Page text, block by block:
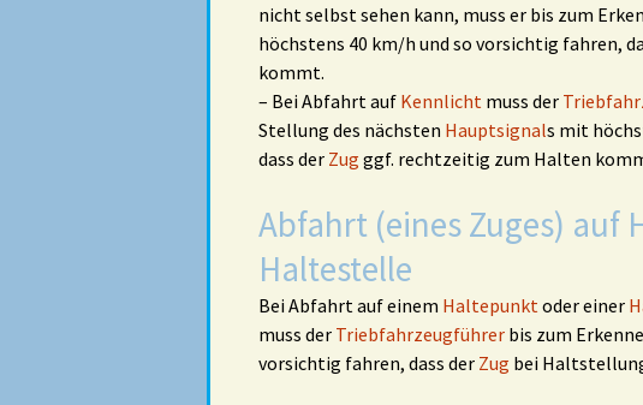
nicht selbst sehen kann, muss er bis zum
höchstens 40 km/h und so vorsichtig fahren,
kommt.
– Bei Abfahrt auf Kennlicht muss der
Stellung des nächsten Hauptsignals mit
dass der Zug ggf. rechtzeitig zum Halten
Abfahrt (eines Zuges) auf
Haltestelle
Bei Abfahrt auf einem Haltepunktoder einer
muss der Triebfahrzeugführer bis zum
vorsichtig fahren, dass der Zug bei